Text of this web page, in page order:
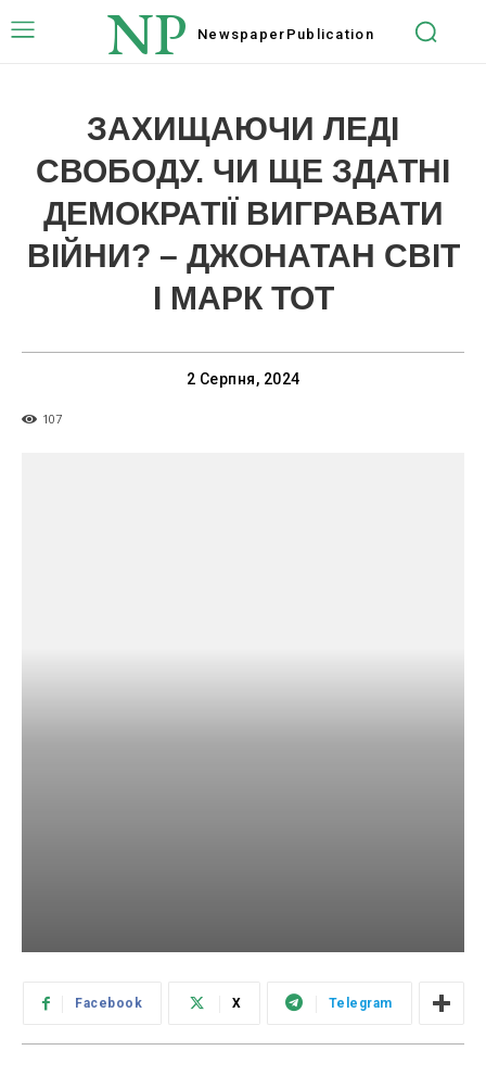
NP Newspaper Publication
ЗАХИЩАЮЧИ ЛЕДІ
СВОБОДУ. ЧИ ЩЕ ЗДАТНІ
ДЕМОКРАТІЇ ВИГРАВАТИ
ВІЙНИ? – ДЖОНАТАН СВІТ
І МАРК ТОТ
2 Серпня, 2024
107
Facebook X Telegram